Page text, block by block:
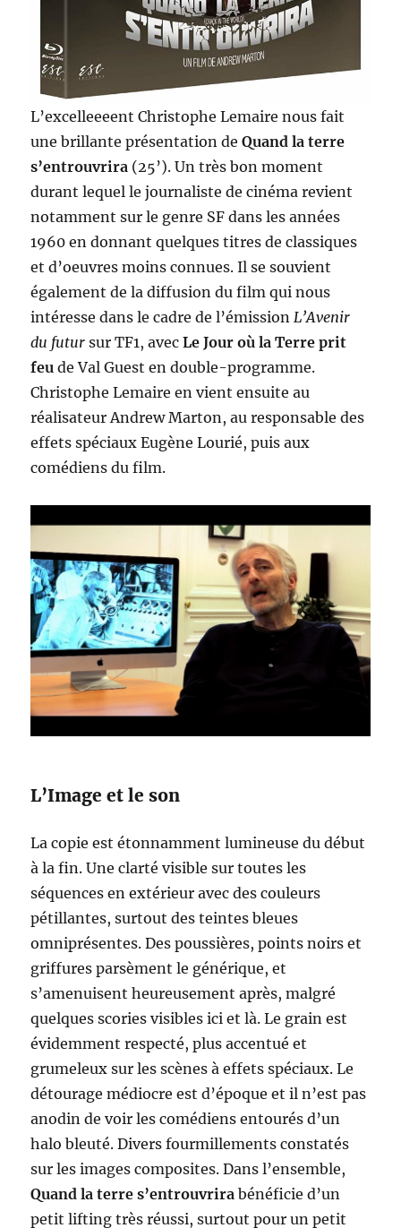
L’excelleeeent Christophe Lemaire nous fait
une brillante présentation deQuand la terre
s’entrouvrira (25’). Un très bon moment
durant lequel le journaliste de cinéma revient
notamment sur le genre SF dans les années
1960 en donnant quelques titres de classiques
et d’oeuvres moins connues. Il se souvient
également de la diffusion du film qui nous
intéresse dans le cadre de l’émission L’Avenir
du futursur TF1, avecLe Jour où la Terre prit
feu de Val Guest en double-programme.
Christophe Lemaire en vient ensuite au
réalisateur Andrew Marton, au responsable des
effets spéciaux Eugène Lourié, puis aux
comédiens du film.
L’Image et le son
La copie est étonnamment lumineuse du début
à la fin. Une clarté visible sur toutes les
séquences en extérieur avec des couleurs
pétillantes, surtout des teintes bleues
omniprésentes. Des poussières, points noirs et
griffures parsèment le générique, et
s’amenuisent heureusement après, malgré
quelques scories visibles ici et là. Le grain est
évidemment respecté, plus accentué et
grumeleux sur les scènes à effets spéciaux. Le
détourage médiocre est d’époque et il n’est pas
anodin de voir les comédiens entourés d’un
halo bleuté. Divers fourmillements constatés
sur les images composites. Dans l’ensemble,
Quand la terre s’entrouvrira bénéficie d’un
petit lifting très réussi, surtout pour un petit